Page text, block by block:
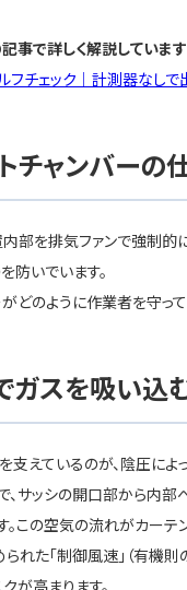
事で詳しく解説しています
フチェック｜計測器なし
トチャンバー
部を排気ファンで強制的
いでいます。
がどのように作業者を守っ
ガスを吸い込
支えているのが、陰圧によ
、サッシの開口部から内
この空気の流れがカーテ
れた「制御風速」（有機
が高まります。